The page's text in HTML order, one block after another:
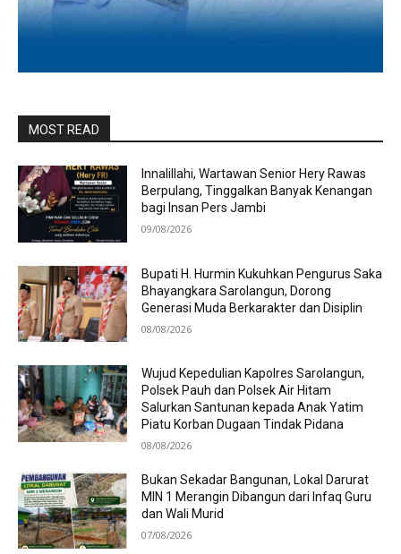
MOST READ
Innalillahi, Wartawan Senior Hery Rawas
Berpulang, Tinggalkan Banyak Kenangan
bagi Insan Pers Jambi
09/08/2026
Bupati H. Hurmin Kukuhkan Pengurus Saka
Bhayangkara Sarolangun, Dorong
Generasi Muda Berkarakter dan Disiplin
08/08/2026
Wujud Kepedulian Kapolres Sarolangun,
Polsek Pauh dan Polsek Air Hitam
Salurkan Santunan kepada Anak Yatim
Piatu Korban Dugaan Tindak Pidana
08/08/2026
Bukan Sekadar Bangunan, Lokal Darurat
MIN 1 Merangin Dibangun dari Infaq Guru
dan Wali Murid
07/08/2026